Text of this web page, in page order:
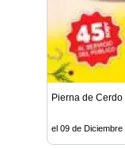
Pierna de
el 09 de Diciembre